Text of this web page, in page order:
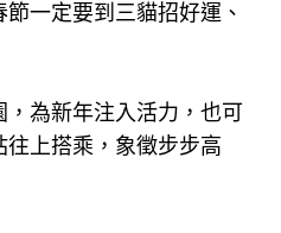
節一定要到三貓招好運、
為新年注入活力，也可
上搭乘，象徵步步高